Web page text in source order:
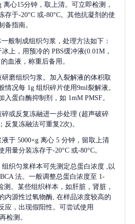
离心15分钟，取上清。可立即检测，
存于-20°C 或-80°C。其他抗凝剂的使
备指南。
般制成组织匀浆，处理方法如下：
上，用预冷的 PBS缓冲液(0.01M，
血液，称重后备用。
磨组织匀浆。加入裂解液的体积取
情况每 1g 组织碎片使用9ml裂解液。
入蛋白酶抑制剂，如 1mM PMSF。
或反复冻融进一步处理 (超声破碎
反复冻融法可重复2次)。
液于 5000×g 离心 5 分钟，留取上清
量分装冻存于-20°C 或-80°C。
织匀浆样本可先测定总蛋白浓度
,以
法。一般调整总蛋白浓度至 1-
测。某些组织样本，如肝脏，肾脏，
内源性过氧物酶, 在样品浓度较高的
应，出现假阳性。可尝试使用
检测。